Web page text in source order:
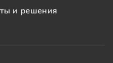
и решения